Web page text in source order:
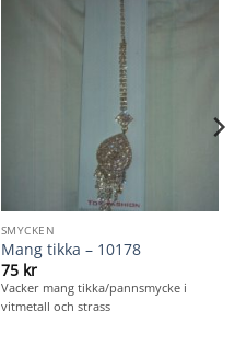
SMYCKEN
Mang tikka – 10178
75 kr
Vacker mang tikka/pannsmycke i
vitmetall och strass